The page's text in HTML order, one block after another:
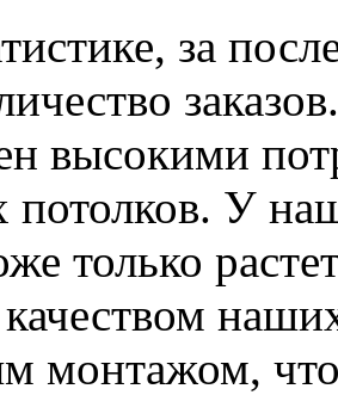
за
высокими
потолков. У
только
качеством
монтажом,